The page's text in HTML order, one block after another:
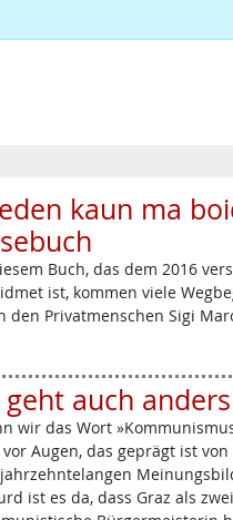
kaun ma
Buch, das dem 2016
ist, kommen viele
den Privatmenschen Sigi
geht auch anders
wir das Wort
Augen, das geprägt ist
ist es da, dass Graz als